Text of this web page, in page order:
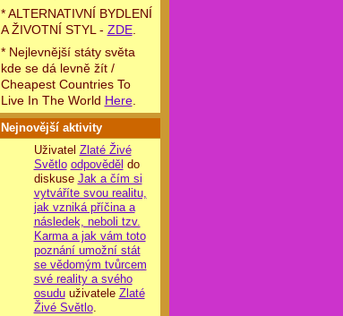
* ALTERNATIVNÍ BYDLENÍ
A ŽIVOTNÍ STYL - ZDE.
* Nejlevnější státy světa
kde se dá levně žít /
Cheapest Countries To
Live In The World Here.
Nejnovější aktivity
Uživatel Zlaté Živé
Světlo odpověděl do
diskuse Jak a čím si
vytváříte svou realitu,
jak vzniká příčina a
následek, neboli tzv.
Karma a jak vám toto
poznání umožní stát
se vědomým tvůrcem
své reality a svého
osuduuživatele Zlaté
Živé Světlo.